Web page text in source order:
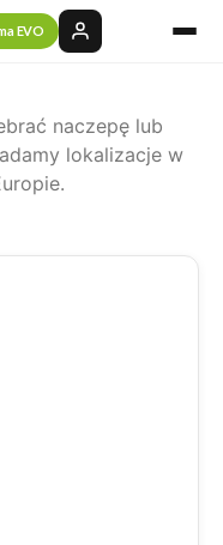
EVO
naczepę lub
lokalizacje w